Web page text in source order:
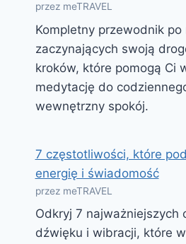
przez meTRAVEL
Kompletny przewodnik
zaczynających swoją
kroków, które pomogą Ci
medytację do
wewnętrzny spokój.
7 częstotliwości, które
energię i świadomość
przez meTRAVEL
Odkryj 7 najważniejszych
dźwięku i wibracji, które